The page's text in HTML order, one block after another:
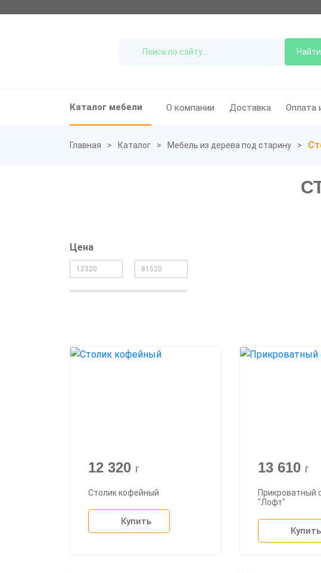
Найти
Каталог мебели О компании Доставка Оплата
Главная Каталог Мебель из дерева под старину
Цена
12 320 г
Столик кофейный
Купить
13 610 г
Прикроватный
"Лофт"
Купить